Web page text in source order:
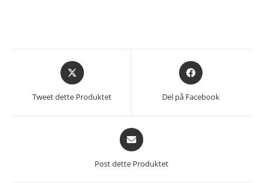
Åpnes
i
Tweet dette Produktet
Åpnes
i
et
Del på Facebook
Åpnes
i
Post dette Produktet